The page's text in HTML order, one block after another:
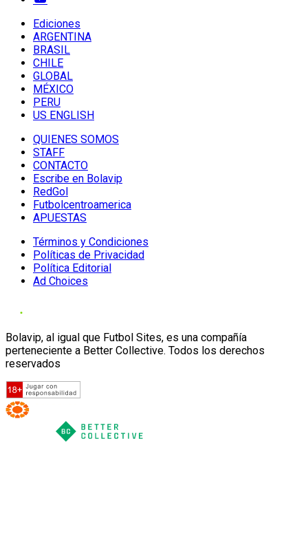
Ediciones
ARGENTINA
BRASIL
CHILE
GLOBAL
MÉXICO
PERU
US ENGLISH
QUIENES SOMOS
STAFF
CONTACTO
Escribe en Bolavip
RedGol
Futbolcentroamerica
APUESTAS
Términos y Condiciones
Políticas de Privacidad
Política Editorial
Ad Choices
Bolavip, al igual que Futbol Sites, es una compañía
perteneciente a Better Collective. Todos los derechos
reservados